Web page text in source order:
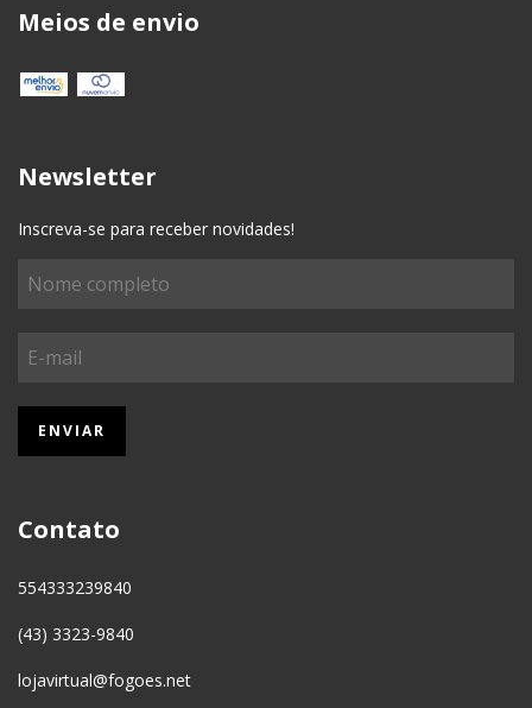
Meios de envio
Newsletter
Inscreva-se para receber novidades!
Contato
554333239840
(43) 3323-9840
lojavirtual@fogoes.net